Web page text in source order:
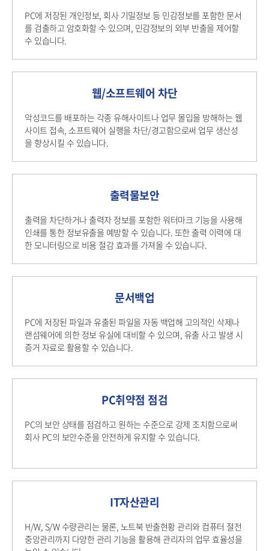
PC에 저장된 개인정보, 회사 기밀정보 등 민감정보를 포함한 문서
를 검출하고 암호화할 수 있으며, 민감정보의 외부 반출을 제어할
수 있습니다.
웹/소프트웨어 차단
악성코드를 배포하는 각종 유해사이트나 업무 몰입을 방해하는 웹
사이트 접속, 소프트웨어 실행을 차단/경고함으로써 업무 생산성
을 향상시킬 수 있습니다.
출력물보안
출력을 차단하거나 출력자 정보를 포함한 워터마크 기능을 사용해
인쇄를 통한 정보유출을 예방할 수 있습니다. 또한 출력 이력에 대
한 모니터링으로 비용 절감 효과를 가져올 수 있습니다.
문서백업
PC에 저장된 파일과 유출된 파일을 자동 백업해 고의적인 삭제나
랜섬웨어에 의한 정보 유실에 대비할 수 있으며, 유출 사고 발생 시
증거 자료로 활용할 수 있습니다.
PC취약점 점검
PC의 보안 상태를 점검하고 원하는 수준으로 강제 조치함으로써
회사 PC의 보안수준을 안전하게 유지할 수 있습니다.
IT자산관리
H/W, S/W 수량관리는 물론, 노트북 반출현황 관리와 컴퓨터 절전
중앙관리까지 다양한 관리 기능을 활용해 관리자의 업무 효율성을